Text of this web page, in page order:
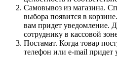
Самовывоз из магазина.
выбора появится в
вам придет уведомление.
сотруднику в кассовой
Постамат. Когда товар
телефон или e-mail